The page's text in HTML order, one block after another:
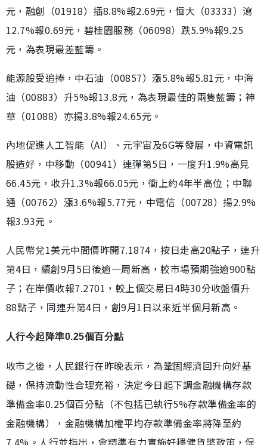
元，融創（01918）插8.8%報2.69元，恒大（03333）瀉
12.7%報0.69元，碧桂園服務（06098）跌5.9%報9.25
元，為表現最差藍籌。
能源股受追捧，中石油（00857）漲5.8%報5.81元，中海
油（00883）升5%報13.8元，為表現最佳的兩隻藍籌；神
華（01088）亦揚3.8%報24.65元。
內地促進人工智能（AI）、元宇宙及6G等發展，中資電訊
股造好，中移動（00941）連彈第5日，一度升1.9%高見
66.45元，收升1.3%報66.05元，衝上約4年半高位；中聯
通（00762）漲3.6%報5.77元，中電信（00728）揚2.9%
報3.93元。
人民幣兌1美元中間價昨開7.1874，按日走高20點子，連升
第4日，續創9月5日後逾一周新高，較市場預期強逾900點
子；在岸價收報7.2701，較上個交易日4時30分收盤價升
88點子，同連升第4日，創9月1日以來近半個月新高。
人行今起降準0.25個百分點
收市之後，人民銀行在昨晚表示，為鞏固經濟回升向好基
礎，保持流動性合理充裕，決定今日起下調金融機構存款
準備金率0.25個百分點（不包括已執行5%存款準備金率的
金融機構），金融機構加權平均存款準備金率將降至約